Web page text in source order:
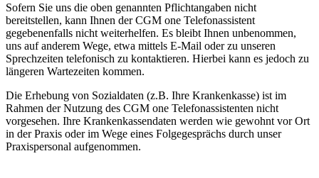
Sofern Sie uns die oben genannten Pflichtangaben nicht
bereitstellen, kann Ihnen der CGM one Telefonassistent
gegebenenfalls nicht weiterhelfen. Es bleibt Ihnen unbenommen,
uns auf anderem Wege, etwa mittels E-Mail oder zu unseren
Sprechzeiten telefonisch zu kontaktieren. Hierbei kann es jedoch zu
längeren Wartezeiten kommen.
Die Erhebung von Sozialdaten (z.B. Ihre Krankenkasse) ist im
Rahmen der Nutzung des CGM one Telefonassistenten nicht
vorgesehen. Ihre Krankenkassendaten werden wie gewohnt vor Ort
in der Praxis oder im Wege eines Folgegesprächs durch unser
Praxispersonal aufgenommen.